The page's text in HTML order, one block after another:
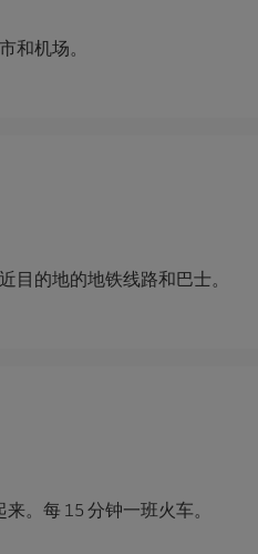
和机场。
的地的地铁线路和巴士。
。每 15 分钟一班火车。